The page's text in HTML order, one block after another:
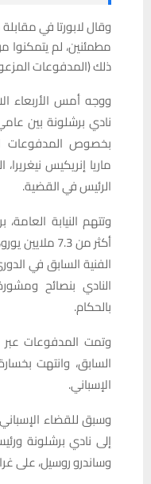
وقال لابورتا في
مطمئنين، لم يتمكنوا
ذلك (المدفوعات
ووجه أمس الأربعاء
بخصوص المدفوعات
ماريا إنريكيس
الرئيس في القضية.
وتتهم النيابة
أكثر من 7.3
النادي بنصائح
بالحكام.
الإسباني.
وسبق للقضاء
إلى نادي برشلونة
وساندرو روسيل، على